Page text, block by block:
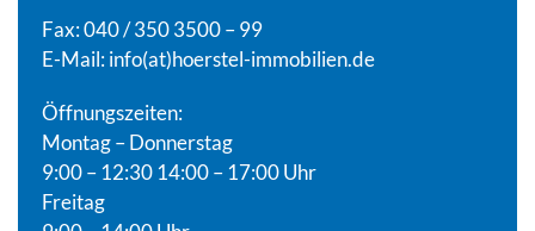
Fax: 040 / 350 3500 – 99
E-Mail:info(at)hoerstel-immobilien.de
Öffnungszeiten:
Montag – Donnerstag
9:00 – 12:30 14:00 – 17:00 Uhr
Freitag